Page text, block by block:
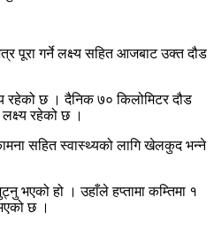
पूरा गर्ने लक्ष्य सहित आजबाट उक्त दौड
रहेको छ । दैनिक ७० किलोमिटर दौड
रहेको छ ।
सहित स्वास्थ्यको लागि खेलकुद भन्ने
भएको हो । उहाँले हप्तामा कम्तिमा १
छ ।